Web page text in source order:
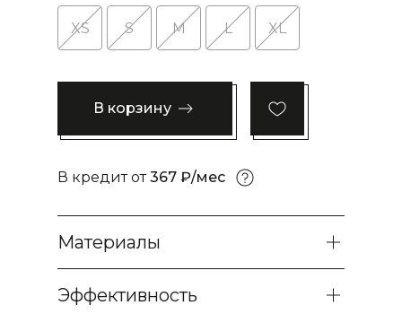
XS S M L XL
В корзину
В кредит от367 ₽/мес
Материалы
Эффективность